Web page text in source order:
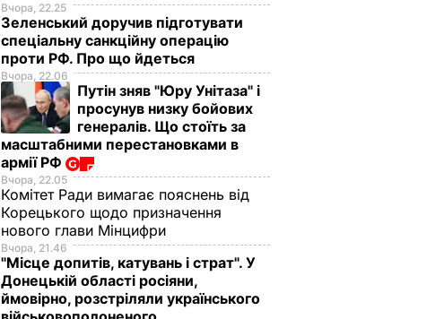
Вчора, 22.25
Зеленський доручив підготувати
спеціальну санкційну операцію
проти РФ. Про що йдеться
Вчора, 22.06
Путін зняв "Юру Унітаза" і
просунув низку бойових
генералів. Що стоїть за
масштабними перестановками в
армії РФ
Вчора, 22.05
Комітет Ради вимагає пояснень від
Корецького щодо призначення
нового глави Мінцифри
Вчора, 21.46
"Місце допитів, катувань і страт". У
Донецькій області росіяни,
ймовірно, розстріляли українського